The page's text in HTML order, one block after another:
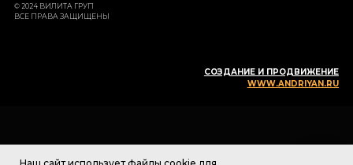
© 2024 ВИЛИТА ГРУП
ВСЕ ПРАВА ЗАЩИЩЕНЫ
СОЗДАНИЕ И ПРОДВИЖЕНИЕ
WWW.ANDRIYAN.RU